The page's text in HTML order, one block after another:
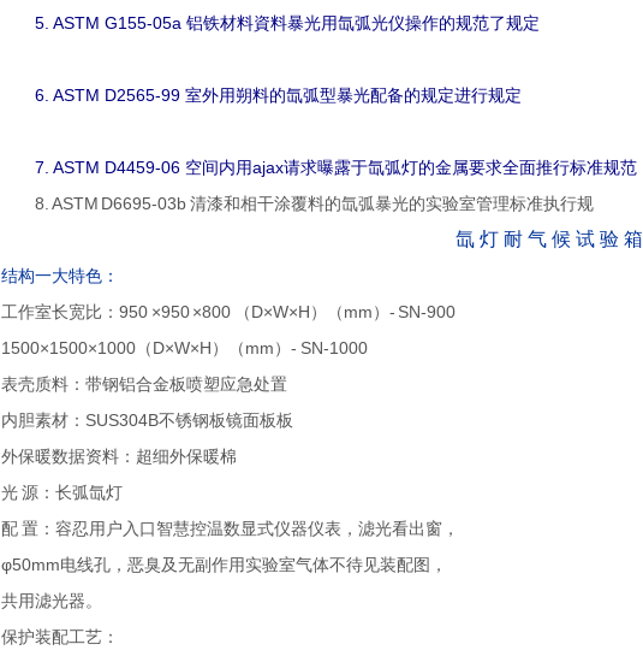
5. ASTM G155-05a 铝铁材料資料暴光用氙弧光仪操作的规范了规定
6. ASTM D2565-99 室外用朔料的氙弧型暴光配备的规定进行规定
7. ASTM D4459-06 空间内用ajax请求曝露于氙弧灯的金属要求全面推行标准规范
8. ASTM D6695-03b 清漆和相干涂覆料的氙弧暴光的实验室管理标准执行规
氙 灯 耐 气 候 试 验 箱
结构一大特色：
工作室长宽比：950 ×950 ×800 （D×W×H）（mm）- SN-900
1500×1500×1000（D×W×H）（mm）- SN-1000
表壳质料：带钢铝合金板喷塑应急处置
内胆素材：SUS304B不锈钢板镜面板板
外保暖数据资料：超细外保暖棉
光 源：长弧氙灯
配 置：容忍用户入口智慧控温数显式仪器仪表，滤光看出窗，
φ50mm电线孔，恶臭及无副作用实验室气体不待见装配图，
共用滤光器。
保护装配工艺：